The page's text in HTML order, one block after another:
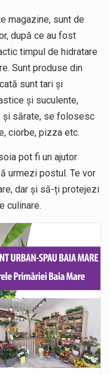
magazine, sunt de
după ce au fost
timpul de hidratare
Sunt produse din
sunt tari și
și suculente,
și sărate, se folosesc
ciorbe, pizza etc.
pot fi un ajutor
urmezi postul. Te vor
dar și să-ți protejezi
culinare.